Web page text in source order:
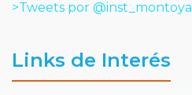
>Tweets por @inst_montoya
Links de Interés